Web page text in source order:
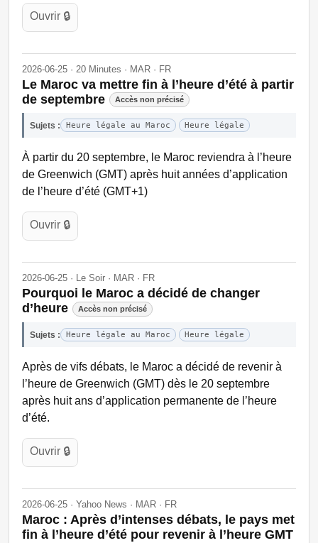
Ouvrir 🔒
2026-06-25 · 20 Minutes · MAR · FR
Le Maroc va mettre fin à l’heure d’été à partir
de septembre
Accès non précisé
Sujets : Heure légale au Maroc Heure légale
À partir du 20 septembre, le Maroc reviendra à l’heure
de Greenwich (GMT) après huit années d’application
de l’heure d’été (GMT+1)
Ouvrir 🔒
2026-06-25 · Le Soir · MAR · FR
Pourquoi le Maroc a décidé de changer
d’heure
Accès non précisé
Sujets : Heure légale au Maroc Heure légale
Après de vifs débats, le Maroc a décidé de revenir à
l’heure de Greenwich (GMT) dès le 20 septembre
après huit ans d’application permanente de l’heure
d’été.
Ouvrir 🔒
2026-06-25 · Yahoo News · MAR · FR
Maroc : Après d’intenses débats, le pays met
fin à l’heure d’été pour revenir à l’heure GMT